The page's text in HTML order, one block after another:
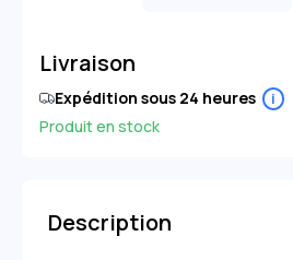
Livraison
Produit en stock
Expédition sous 24 heures i
Description